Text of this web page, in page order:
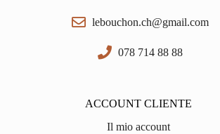
lebouchon.ch@gmail.com
078 714 88 88
ACCOUNT CLIENTE
Il mio account